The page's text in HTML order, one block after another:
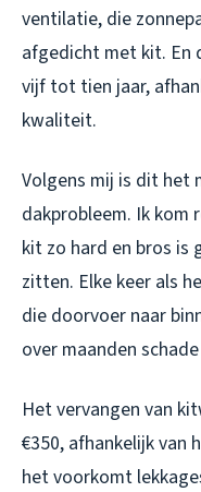
ventilatie, die
afgedicht met kit. En
vijf tot tien jaar,
kwaliteit.
Volgens mij is dit het
dakprobleem. Ik kom
kit zo hard en bros is
zitten. Elke keer als
die doorvoer naar
over maanden
Het vervangen van
€350, afhankelijk van
het voorkomt